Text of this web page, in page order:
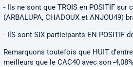
- Ils ne sont que TROIS en POSITIF sur
(ARBALUPA, CHADOUX et ANJOU49)
- IlS sont SIX participants EN POSITIF
Remarquons toutefois que HUIT
meilleurs que le CAC40 avec son -